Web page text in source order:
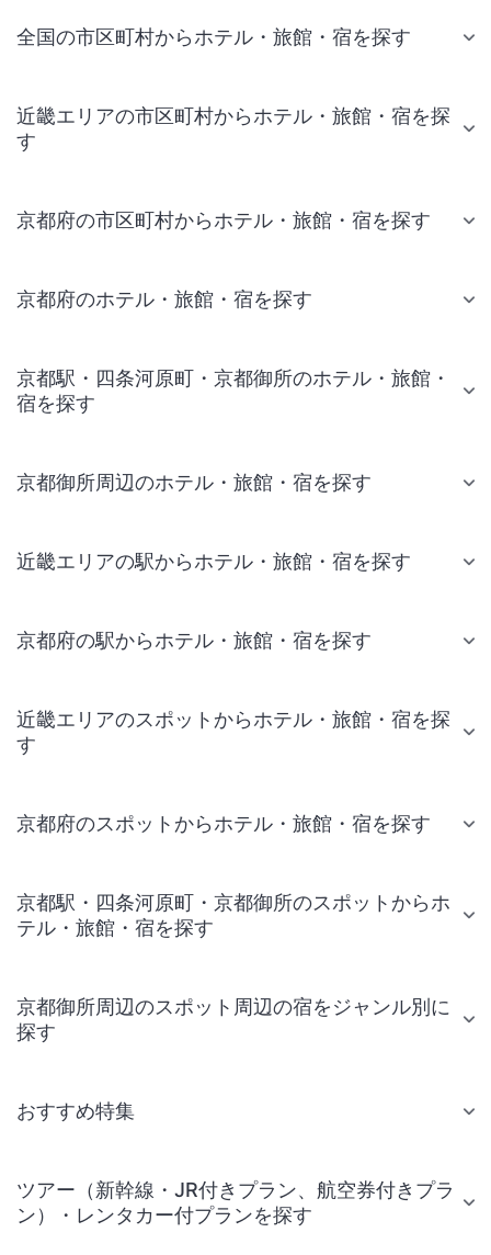
全国の市区町村からホテル・旅館・宿を探す
近畿エリアの市区町村からホテル・旅館・宿を探
す
京都府の市区町村からホテル・旅館・宿を探す
京都府のホテル・旅館・宿を探す
京都駅・四条河原町・京都御所のホテル・旅館・
宿を探す
京都御所周辺のホテル・旅館・宿を探す
近畿エリアの駅からホテル・旅館・宿を探す
京都府の駅からホテル・旅館・宿を探す
近畿エリアのスポットからホテル・旅館・宿を探
す
京都府のスポットからホテル・旅館・宿を探す
京都駅・四条河原町・京都御所のスポットからホ
テル・旅館・宿を探す
京都御所周辺のスポット周辺の宿をジャンル別に
探す
おすすめ特集
ツアー（新幹線・JR付きプラン、航空券付きプラ
ン）・レンタカー付プランを探す